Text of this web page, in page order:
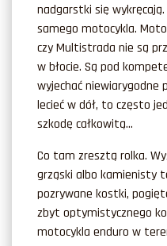
nadgarstki się
samego motocykla.
czy Multistrada nie są
w błocie. Są pod
wyjechać niewiarygodne
lecieć w dół, to często
szkodę całkowitą…
Co tam zresztą rolka.
grząski albo kamienisty
pozrywane kostki,
zbyt optymistycznego
motocykla enduro w